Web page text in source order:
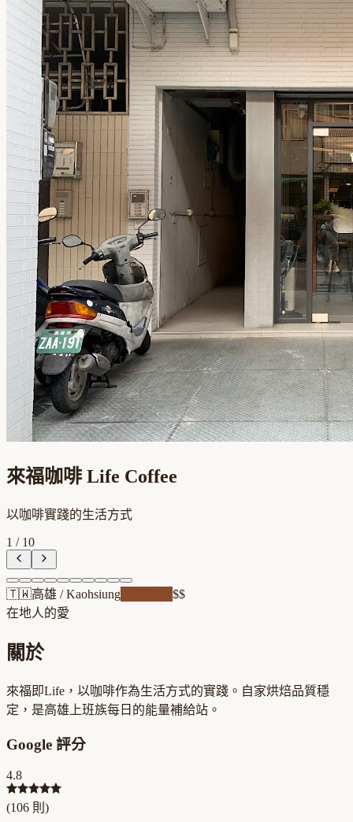
來福咖啡 Life Coffee
以咖啡實踐的生活方式
1 / 10
🇹🇼高雄 /Kaohsiung
$$
在地人的愛
關於
來福即Life，以咖啡作為生活方式的實踐。自家烘焙品質穩
定，是高雄上班族每日的能量補給站。
Google 評分
4.8
(106 則)